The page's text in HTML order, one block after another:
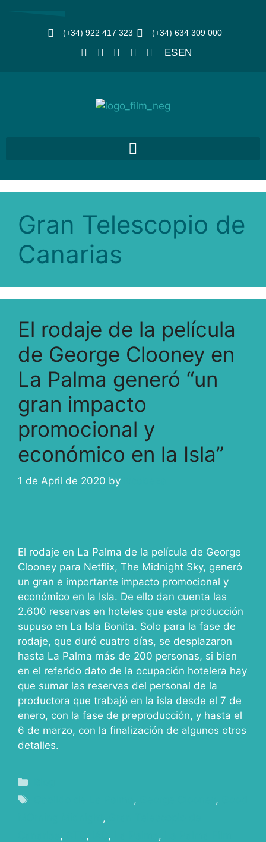
(+34) 922 417 323 (+34) 634 309 000
ESEN
Gran Telescopio de
Canarias
El rodaje de la película
de George Clooney en
La Palma generó “un
gran impacto
promocional y
económico en la Isla”
1 de April de 2020 by
El rodaje en La Palma de la película de George
Clooney para Netflix, The Midnight Sky, generó
un gran e importante impacto promocional y
económico en la Isla. De ello dan cuenta las
2.600 reservas en hoteles que esta producción
supuso en La Isla Bonita. Solo para la fase de
rodaje, que duró cuatro días, se desplazaron
hasta La Palma más de 200 personas, si bien
en el referido dato de la ocupación hotelera hay
que sumar las reservas del personal de la
productora que trabajó en la isla desde el 7 de
enero, con la fase de preproducción, y hasta el
6 de marzo, con la finalización de algunos otros
detalles.
, ,
,
, , , ,